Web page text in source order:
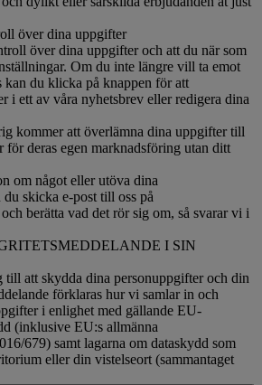
över dina uppgifter
över dina uppgifter och att du när som
Om du inte längre vill ta emot
kan du klicka på knappen för att
i ett av våra nyhetsbrev eller redigera dina
kommer att överlämna dina uppgifter till
för deras egen marknadsföring utan ditt
om något eller utöva dina
skicka e-post till oss på
och berätta vad det rör sig om, så svarar vi i
I SIN
till att skydda dina personuppgifter och din
förklaras hur vi samlar in och
i enlighet med gällande EU-
(inklusive EU:s allmänna
679) samt lagarna om dataskydd som
eller din vistelseort (sammantaget